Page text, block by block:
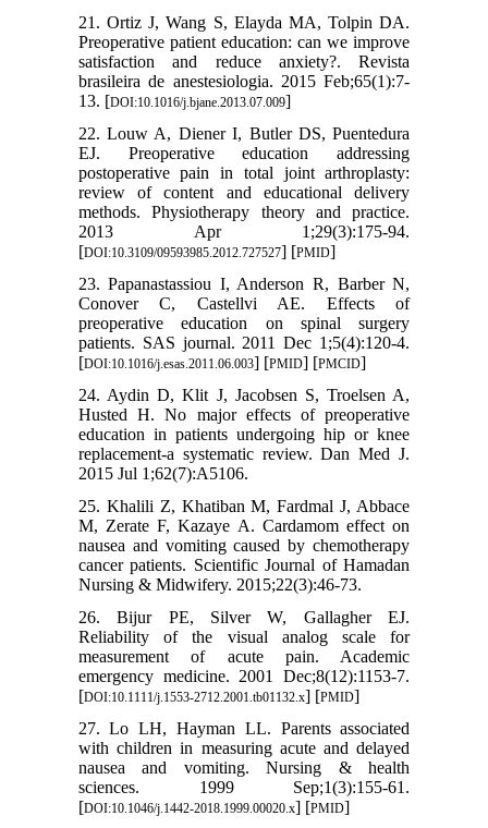
21. Ortiz J, Wang S, Elayda MA, Tolpin DA.
Preoperative patient education: can we improve
satisfaction and reduce anxiety?. Revista
brasileira de anestesiologia. 2015 Feb;65(1):7-
13. [DOI:10.1016/j.bjane.2013.07.009]
22. Louw A, Diener I, Butler DS, Puentedura
EJ. Preoperative education addressing
postoperative pain in total joint arthroplasty:
review of content and educational delivery
methods. Physiotherapy theory and practice.
2013 Apr 1;29(3):175-94.
[DOI:10.3109/09593985.2012.727527] [PMID]
23. Papanastassiou I, Anderson R, Barber N,
Conover C, Castellvi AE. Effects of
preoperative education on spinal surgery
patients. SAS journal. 2011 Dec 1;5(4):120-4.
[DOI:10.1016/j.esas.2011.06.003] [PMID] [PMCID]
24. Aydin D, Klit J, Jacobsen S, Troelsen A,
Husted H. No major effects of preoperative
education in patients undergoing hip or knee
replacement-a systematic review. Dan Med J.
2015 Jul 1;62(7):A5106.
25. Khalili Z, Khatiban M, Fardmal J, Abbace
M, Zerate F, Kazaye A. Cardamom effect on
nausea and vomiting caused by chemotherapy
cancer patients. Scientific Journal of Hamadan
Nursing & Midwifery. 2015;22(3):46-73.
26. Bijur PE, Silver W, Gallagher EJ.
Reliability of the visual analog scale for
measurement of acute pain. Academic
emergency medicine. 2001 Dec;8(12):1153-7.
[DOI:10.1111/j.1553-2712.2001.tb01132.x] [PMID]
27. Lo LH, Hayman LL. Parents associated
with children in measuring acute and delayed
nausea and vomiting. Nursing & health
sciences. 1999 Sep;1(3):155-61.
[DOI:10.1046/j.1442-2018.1999.00020.x] [PMID]